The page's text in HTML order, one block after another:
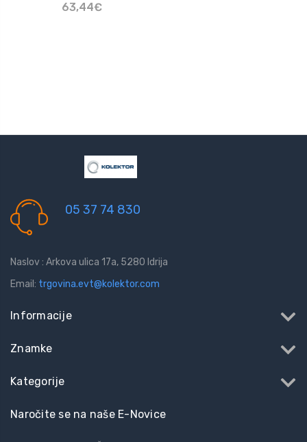
63,44€
05 37 74 830
Naslov : Arkova ulica 17a, 5280 Idrija
Email: trgovina.evt@kolektor.com
Informacije
Znamke
Kategorije
Naročite se na naše E-Novice